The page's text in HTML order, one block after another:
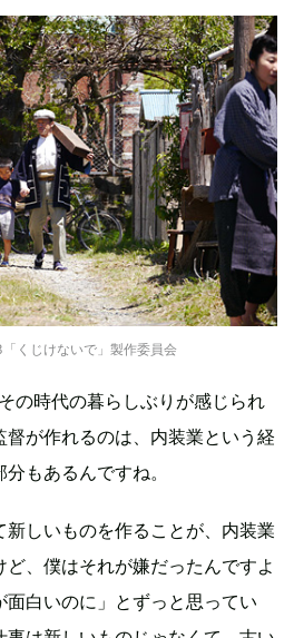
くじけないで」製作委員会
の時代の暮らしぶりが感じられ
督が作れるのは、内装業という経
もあるんですね。
新しいものを作ることが、内装業
、僕はそれが嫌だったんですよ
白いのに」とずっと思ってい